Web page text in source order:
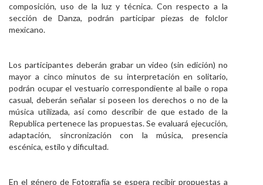
composición, uso de la luz y técnica. Con respecto a la
sección de Danza, podrán participar piezas de folclor
mexicano.
Los participantes deberán grabar un video (sin edición) no
mayor a cinco minutos de su interpretación en solitario,
podrán ocupar el vestuario correspondiente al baile o ropa
casual, deberán señalar si poseen los derechos o no de la
música utilizada, así como describir de que estado de la
Republica pertenece las propuestas. Se evaluará ejecución,
adaptación, sincronización con la música, presencia
escénica, estilo y di­ficultad.
En el género de Fotografía se espera recibir propuestas a